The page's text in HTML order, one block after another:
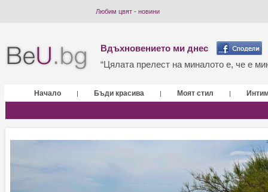
Любим цвят - новини
Вдъхновението ми днес
“Цялата прелест на миналото е, че е
Начало | Бъди красива | Моят стил |